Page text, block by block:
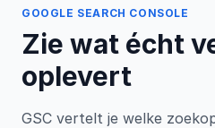
GOOGLE SEARCH CONSOLE
Zie wat écht
oplevert
GSC vertelt je welke